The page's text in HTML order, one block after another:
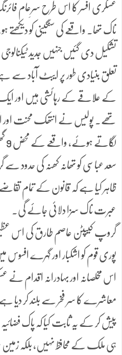
عسکری افسر کا اس طرح سرِعام
تشکیل دی گئیں جنہیں جدید
تعلق بنیادی طور پر ایبٹ آباد سے ہے،
کے علاقے کے رہائشی ہیں اور
تھے۔ پولیس نے انتھک محنت اور
سعد عباسی کو تھانہ کھنہ کی حدود سے
ظاہر کیا ہے کہ قانون کے تمام
عبرت ناک سزا دلائی جائے گی۔
گروپ کیپٹن عاصم طارق کی اس
پوری قوم کو اشکبار اور گہرے افسوس
اس مخلصانہ اور بہادرانہ اقدام نے
معاشرے کا سر فخر سے بلند کر دیا
پیش کر کے یہ ثابت کیا کہ پاک
ہی ملک کے محافظ نہیں، بلکہ زمین